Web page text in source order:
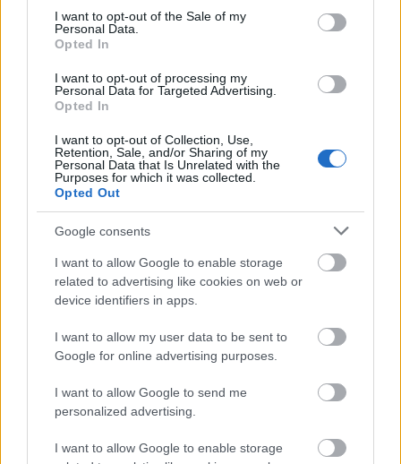
consent section.
I want to opt-out of the Sale of my
Personal Data.
Opted In
I want to opt-out of processing my
Personal Data for Targeted Advertising.
Opted In
I want to opt-out of Collection, Use,
Retention, Sale, and/or Sharing of my
Personal Data that Is Unrelated with the
Purposes for which it was collected.
Opted Out
Google consents
I want to allow Google to enable storage
related to advertising like cookies on web or
device identifiers in apps.
I want to allow my user data to be sent to
Google for online advertising purposes.
I want to allow Google to send me
personalized advertising.
I want to allow Google to enable storage
Porównania
Co kupić
Porady
Promocje
Hardware PC
Moto
Gaming
AI
Redakcja
Reklama
Kontakt